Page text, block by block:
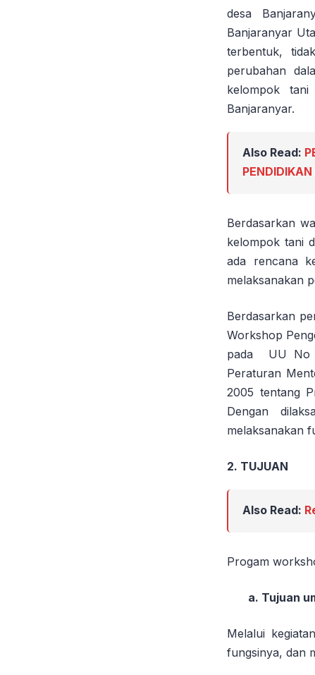
desa
Banjaranyar
terbentuk,
perubahan
kelompok
Banjaranyar.
Also Read:
Berdasarkan
kelompok tani
ada rencana
melaksanakan
Berdasarkan
Workshop
pada UU No
Peraturan
2005 tentang
Dengan
melaksanakan
2. TUJUAN
Also Read:
Progam
a. Tujuan
Melalui
fungsinya, dan